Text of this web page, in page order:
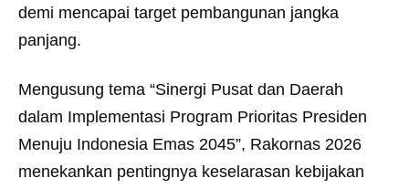
demi mencapai target pembangunan jangka
panjang.
Mengusung tema “Sinergi Pusat dan Daerah
dalam Implementasi Program Prioritas Presiden
Menuju Indonesia Emas 2045”, Rakornas 2026
menekankan pentingnya keselarasan kebijakan